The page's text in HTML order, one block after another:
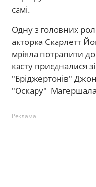
самі.
Одну з головних
акторка Скарлетт
мріяла потрапити
касту приєдналися
"Бріджертонів"
"Оскару" Магершала
Реклама